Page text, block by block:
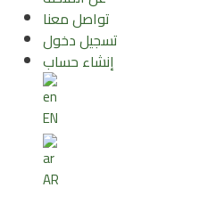
تواصل معنا
تسجيل دخول
إنشاء حساب
EN
AR